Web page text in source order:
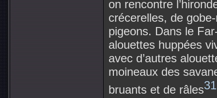
on rencontre
crécerelles, de
pigeons. Dans le
alouettes huppées
avec d’autres
moineaux des
bruants et de râles31